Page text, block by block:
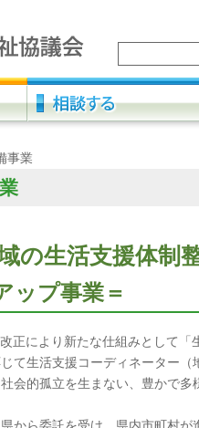
事業
の生活支援体制
ップ事業＝
正により新たな仕組みとして「
て生活支援コーディネーター
会的孤立を生まない、豊かで